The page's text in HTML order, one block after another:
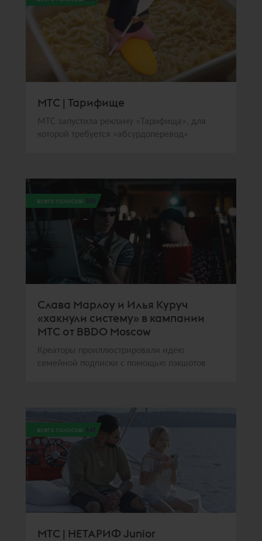
МТС | Тарифище
МТС запустила рекламу «Тарифища», для
которой требуется «абсурдоперевод»
всего голосов: 355
Слава Марлоу и Илья Куруч
«хакнули систему» в кампании
МТС от BBDO Moscow
Креаторы проиллюстрировали идею
семейной подписки с помощью пэкшотов
всего голосов: 343
МТС | НЕТАРИФ Junior